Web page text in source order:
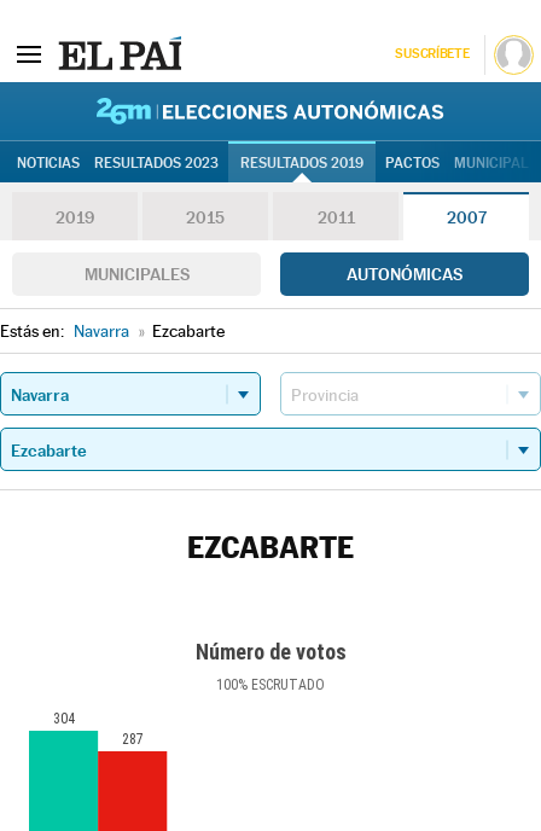
SUSCRÍBETE
NOTICIAS RESULTADOS 2023 RESULTADOS 2019 PACTOS
2019 2015 2011 2007
MUNICIPALES AUTONÓMICAS
Estás en: Navarra » Ezcabarte
EZCABARTE
Número de votos
100% ESCRUTADO
304
287